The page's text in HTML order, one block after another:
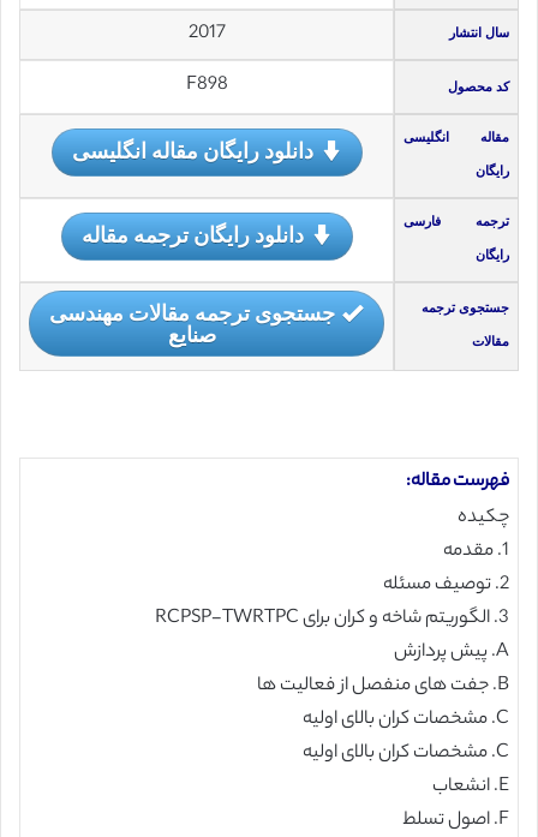
سال انتشار 2017
کد محصول F898
مقاله انگلیسی
رایگان
دانلود رایگان مقاله انگلیسی
ترجمه فارسی
رایگان
دانلود رایگان ترجمه مقاله
جستجوی ترجمه
مقالات
جستجوی ترجمه مقالات مهندسی
صنایع
فهرست مقاله:
چکیده
1. مقدمه
2. توصیف مسئله
3. الگوریتم شاخه و کران برای RCPSP-TWRTPC
A. پیش پردازش
B. جفت های منفصل از فعالیت ها
C. مشخصات کران بالای اولیه
C. مشخصات کران بالای اولیه
E. انشعاب
F. اصول تسلط